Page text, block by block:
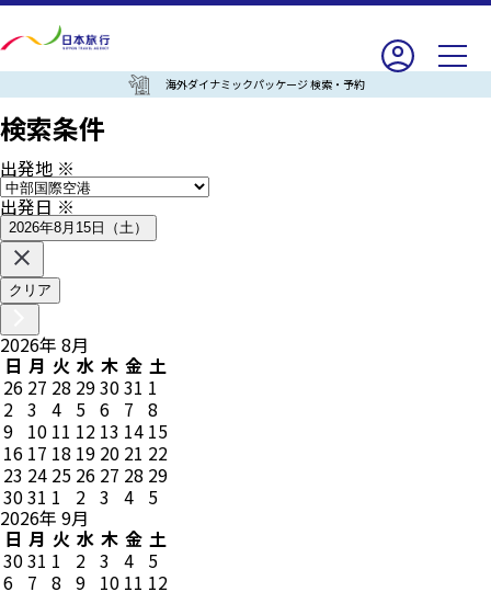
海外ダイナミックパッケージ 検索・予約
検索条件
出発地 ※
出発日※
2026年8月15日（土）
クリア
2026年 8月
日 月 火 水 木 金 土
26 27 28 293031 1
2 3 4 5 6 7 8
9 10 11 12 13 14 15
16 17 18 19 20 21 22
23 24 25 26 27 28 29
3031 1 2 3 4 5
2026年 9月
日 月 火 水 木 金 土
3031 1 2 3 4 5
6 7 8 9 10 11 12